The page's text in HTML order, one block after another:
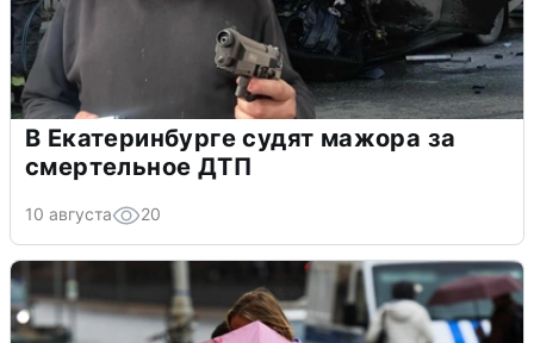
В Екатеринбурге судят мажора за
смертельное ДТП
10 августа 20